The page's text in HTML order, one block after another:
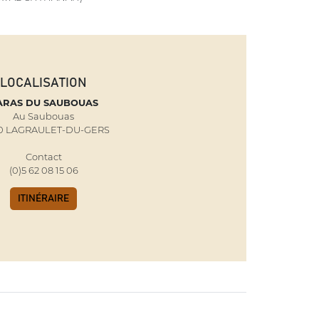
LOCALISATION
DU SAUBOUAS
Au Saubouas
LAGRAULET-DU-GERS
Contact
(0)5 62 08 15 06
ITINÉRAIRE